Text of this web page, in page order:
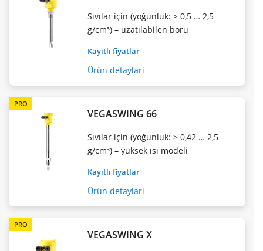
Sıvılar için (yoğunluk: > 0,5 … 2,5
g/cm³) – uzatılabilen boru
Kayıtlı fiyatlar
Ürün detaylari
PRO
VEGASWING 66
Sıvılar için (yoğunluk: > 0,42 … 2,5
g/cm³) – yüksek ısı modeli
Kayıtlı fiyatlar
Ürün detaylari
PRO
VEGASWING X